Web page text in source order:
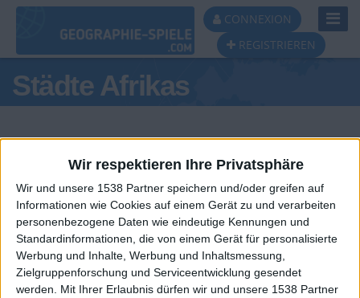
Wir respektieren Ihre Privatsphäre
Wir und unsere 1538 Partner speichern und/oder greifen auf
Informationen wie Cookies auf einem Gerät zu und verarbeiten
personenbezogene Daten wie eindeutige Kennungen und
Standardinformationen, die von einem Gerät für personalisierte
Werbung und Inhalte, Werbung und Inhaltsmessung,
Zielgruppenforschung und Serviceentwicklung gesendet
werden.
Mit Ihrer Erlaubnis dürfen wir und unsere 1538 Partner
CONNEXION
REGISTRIEREN
Städte Afrikas
Tagespodest
#1 #2